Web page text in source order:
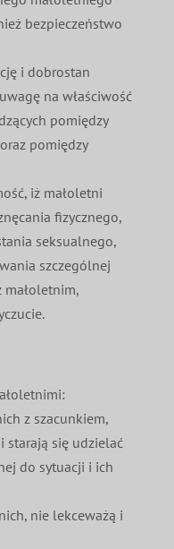
bezpieczeństwo
i dobrostan
na właściwość
pomiędzy
pomiędzy
iż małoletni
fizycznego,
seksualnego,
szczególnej
z szacunkiem,
starają się udzielać
do sytuacji i ich
nie lekceważą i